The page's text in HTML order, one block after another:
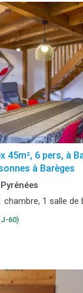
45m², 6 pers, à
à Barèges
chambre, 1 salle de
60)